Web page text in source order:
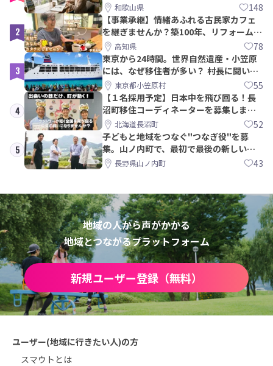
和歌山県 148
2
【事業承継】情緒あふれる古民家カフェ
を継ぎませんか？築100年、リフォームか
ら約10年！
高知県 78
3
東京から24時間。世界自然遺産・小笠原
には、なぜ移住者が多い？ 村長に聞いて
みた東京都小笠原村 55
4
【１名採用予定】日本中を飛び回る！長
沼町移住コーディネーターを募集しま
す！北海道長沼町 52
5
子どもと地域をつなぐ"つなぎ役"を募
集。山ノ内町で、最初で最後の新しい学
校づくりを一緒に
長野県山ノ内町 43
地域の人から声がかかる
地域とつながるプラットフォーム
新規ユーザー登録（無料）
ユーザー(地域に行きたい人)の方
スマウトとは